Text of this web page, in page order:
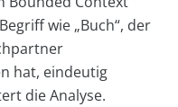
wie „Buch“, der
hat, eindeutig
die Analyse.